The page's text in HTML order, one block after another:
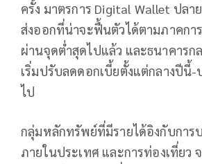
ครั้ง มาตรการ Digital Wallet ปลา
ส่งออกที่น่าจะฟื้นตัวได้ตามภาคกา
ผ่านจุดต่ำสุดไปแล้ว และธนาคารก
เริ่มปรับลดดอกเบี้ยตั้งแต่กลางปีนี้
ไป
กลุ่มหลักทรัพย์ที่มีรายได้อิงกับการ
ภายในประเทศ และการท่องเที่ยว